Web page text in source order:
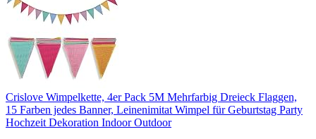
Crislove Wimpelkette, 4er Pack 5M Mehrfarbig Dreieck Flaggen,
15 Farben jedes Banner, Leinenimitat Wimpel für Geburtstag Party
Hochzeit Dekoration Indoor Outdoor